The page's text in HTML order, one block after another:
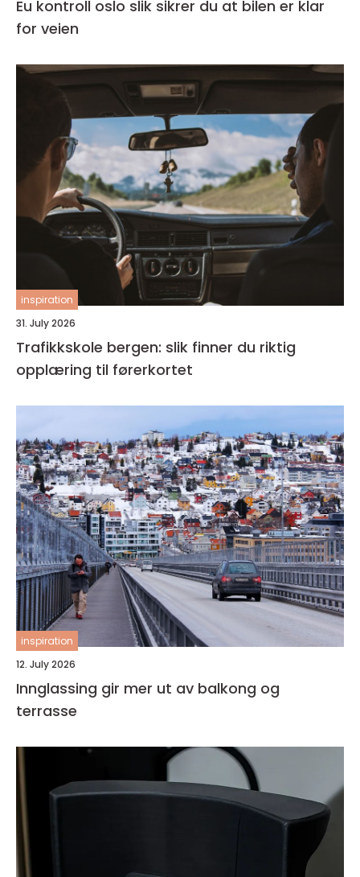
Eu kontroll oslo slik sikrer du at bilen er klar
for veien
inspiration
31. July 2026
Trafikkskole bergen: slik finner du riktig
opplæring til førerkortet
inspiration
12. July 2026
Innglassing gir mer ut av balkong og
terrasse